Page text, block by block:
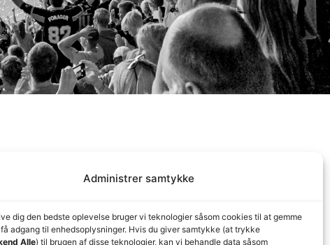
Administrer samtykke
dig den bedste oplevelse bruger vi teknologier såsom cookies til at gemme
adgang til enhedsoplysninger. Hvis du giver samtykke (at trykke
Alle) til brugen af disse teknologier, kan vi behandle data såsom